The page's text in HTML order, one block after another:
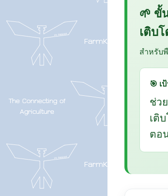
🌱 ขั้
เติบ
สำหรับ
🎯 เ
ช่ว
เติ
ตอ